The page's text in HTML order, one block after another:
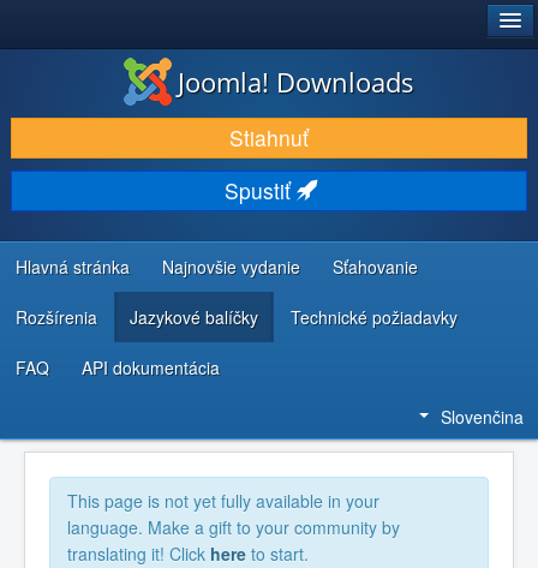
STIAHNUŤ & ROZŠÍRIŤ
OBJAVUJTE & UČTE SA
KOMUNITA & PODPORA
ZDROJE INFORMÁCIÍ PRE VÝVOJÁROV
Joomla! Downloads
Stiahnuť
Spustiť
Hlavná stránka Najnovšie vydanie Sťahovanie
Rozšírenia Jazykové balíčky Technické požiadavky
FAQ API dokumentácia
Slovenčina
This page is not yet fully available in your
language. Make a gift to your community by
translating it! Click here to start.